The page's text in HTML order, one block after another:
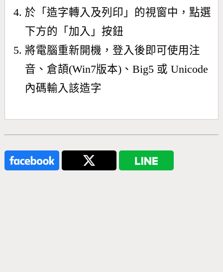
於「造字轉入及列印」的視窗中，點選
下方的「加入」按鈕
將電腦重新開機，登入後即可使用注
音、倉頡(Win7版本)、Big5 或 Unicode
內碼輸入該造字